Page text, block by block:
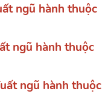
ngũ hành thuộc
ngũ hành thuộc
ngũ hành thuộc